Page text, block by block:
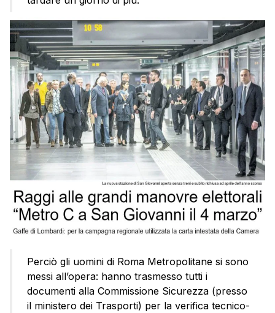
Perciò gli uomini di Roma Metropolitane si sono
messi all’opera: hanno trasmesso tutti i
documenti alla Commissione Sicurezza (presso
il ministero dei Trasporti) per la verifica tecnico-